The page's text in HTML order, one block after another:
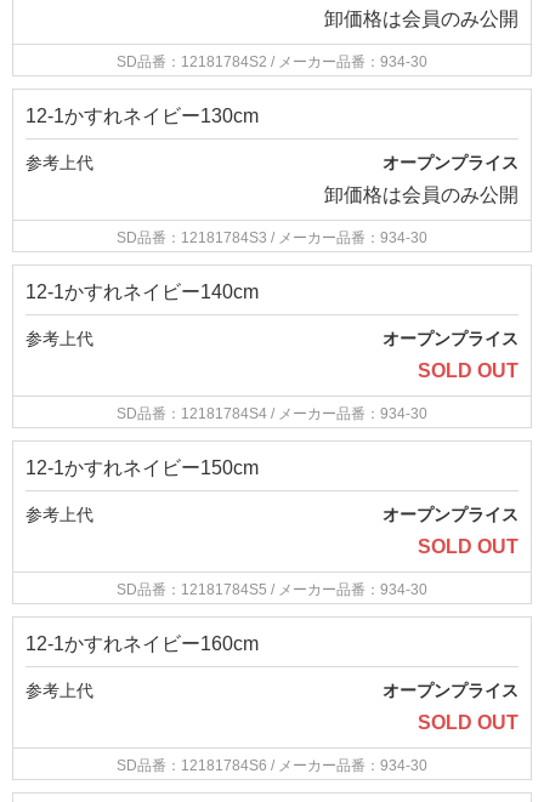
卸価格は会員のみ公開
SD品番：12181784S2 / メーカー品番：934-30
12-1かすれネイビー130cm
参考上代 オープンプライス
卸価格は会員のみ公開
SD品番：12181784S3 / メーカー品番：934-30
12-1かすれネイビー140cm
参考上代 オープンプライス
SOLD OUT
SD品番：12181784S4 / メーカー品番：934-30
12-1かすれネイビー150cm
参考上代 オープンプライス
SOLD OUT
SD品番：12181784S5 / メーカー品番：934-30
12-1かすれネイビー160cm
参考上代 オープンプライス
SOLD OUT
SD品番：12181784S6 / メーカー品番：934-30